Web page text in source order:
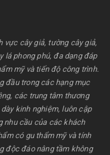
vực cây giả, tường cây giả,
lá phong phú, đa dạng đáp
mỹ và tiến độ công trình.
đầu trong các hạng mục
các trung tâm thương
kinh nghiệm, luôn cập
nhu cầu của các khách
có gu thẩm mỹ và tính
độc đáo nâng tầm không